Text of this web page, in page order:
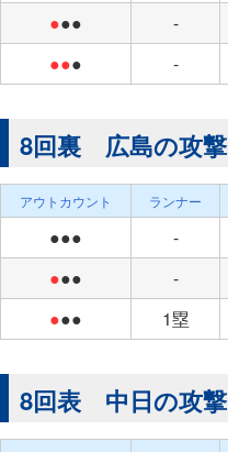
●●● -
●●● -
8回裏 広島の攻撃
アウトカウント ランナー
●●● -
●●● -
●●● 1塁
8回表 中日の攻撃